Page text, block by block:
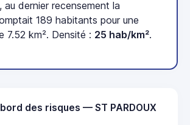
au dernier recensement la
189 habitants pour une
7.52 km². Densité : 25 hab/km².
des risques — ST PARDOUX